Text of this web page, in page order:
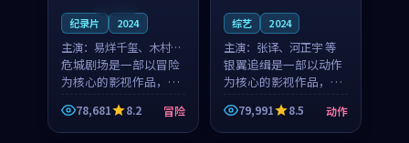
纪录片 2024
主演： 易烊千玺、木村拓
哉 等
危城剧场是一部以冒险
为核心的影视作品，围
绕危机、反转与人物成
长展开，整体节奏紧
凑，值得推荐观看。
78,681 8.2 冒险
综艺 2024
主演： 张译、河正宇 等
银翼追缉是一部以动作
为核心的影视作品，围
绕危机、反转与人物成
长展开，整体节奏紧
凑，值得推荐观看。
79,991 8.5 动作